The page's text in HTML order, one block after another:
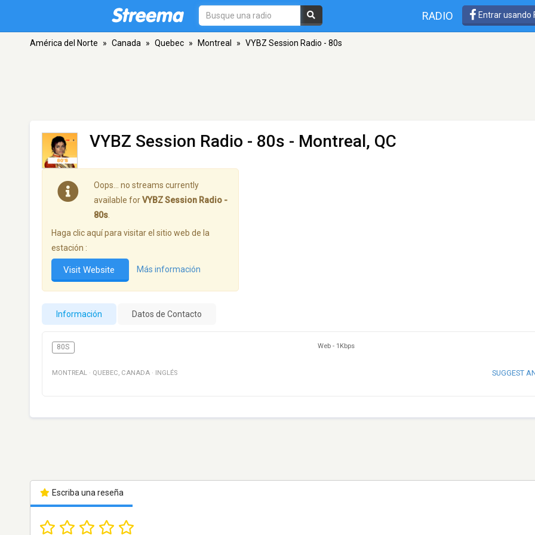
RADIO Entrar usando
América del Norte » Canada » Quebec » Montreal » VYBZ Session Radio - 80s
VYBZ Session Radio - 80s - Montreal, QC
Oops… no streams currently
available forVYBZ Session Radio -
80s
Haga clic aquí para visitar el sitio web de la
estación :
Visit Website Más información
Información Datos de Contacto
80S Web - 1Kbps
MONTREAL · QUEBEC, CANADA · INGLÉS SUGGEST
Escriba una reseña